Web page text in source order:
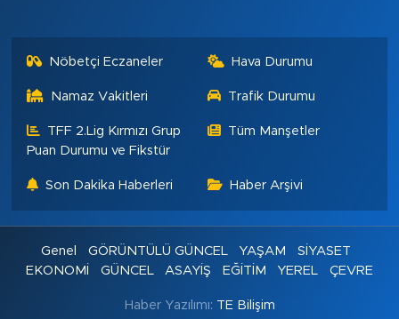
Nöbetçi Eczaneler Hava Durumu
Namaz Vakitleri Trafik Durumu
TFF 2.Lig Kırmızı Grup
Puan Durumu ve Fikstür
Tüm Manşetler
Son Dakika Haberleri Haber Arşivi
Genel GÖRÜNTÜLÜ GÜNCEL YAŞAM
SİYASET
EKONOMİ
GÜNCEL ASAYİŞ EĞİTİM YEREL ÇEVRE
Haber Yazılımı: TE Bilişim